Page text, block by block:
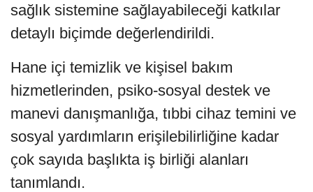
sağlık sistemine sağlayabileceği katkılar
detaylı biçimde değerlendirildi.
Hane içi temizlik ve kişisel bakım
hizmetlerinden, psiko-sosyal destek ve
manevi danışmanlığa, tıbbi cihaz temini ve
sosyal yardımların erişilebilirliğine kadar
çok sayıda başlıkta iş birliği alanları
tanımlandı.